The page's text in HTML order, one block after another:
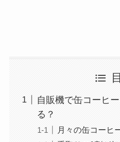
自販機で缶コーヒ
る？
月々の缶コーヒ